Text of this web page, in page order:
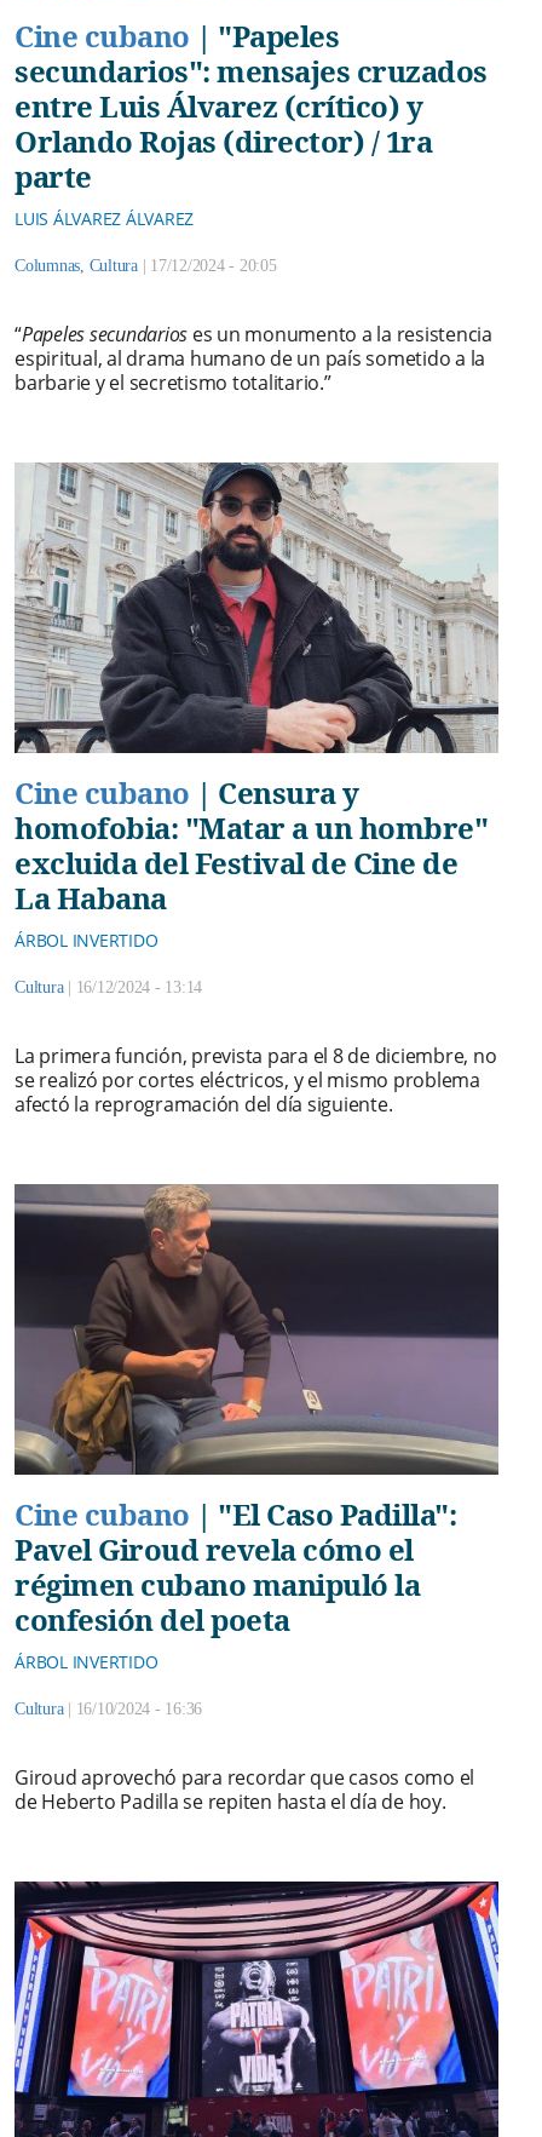
Cine cubano | "Papeles
secundarios": mensajes cruzados
entre Luis Álvarez (crítico) y
Orlando Rojas (director) / 1ra
parte
LUIS ÁLVAREZ ÁLVAREZ
Columnas Cultura | 17/12/2024 - 20:05
“Papeles secundarios es un monumento a la resistencia
espiritual, al drama humano de un país sometido a la
barbarie y el secretismo totalitario.”
Cine cubano | Censura y
homofobia: "Matar a un hombre"
excluida del Festival de Cine de
La Habana
ÁRBOL INVERTIDO
Cultura | 16/12/2024 - 13:14
La primera función, prevista para el 8 de diciembre, no
se realizó por cortes eléctricos, y el mismo problema
afectó la reprogramación del día siguiente.
Cine cubano | "El Caso Padilla":
Pavel Giroud revela cómo el
régimen cubano manipuló la
confesión del poeta
ÁRBOL INVERTIDO
Cultura | 16/10/2024 - 16:36
Giroud aprovechó para recordar que casos como el
de Heberto Padilla se repiten hasta el día de hoy.